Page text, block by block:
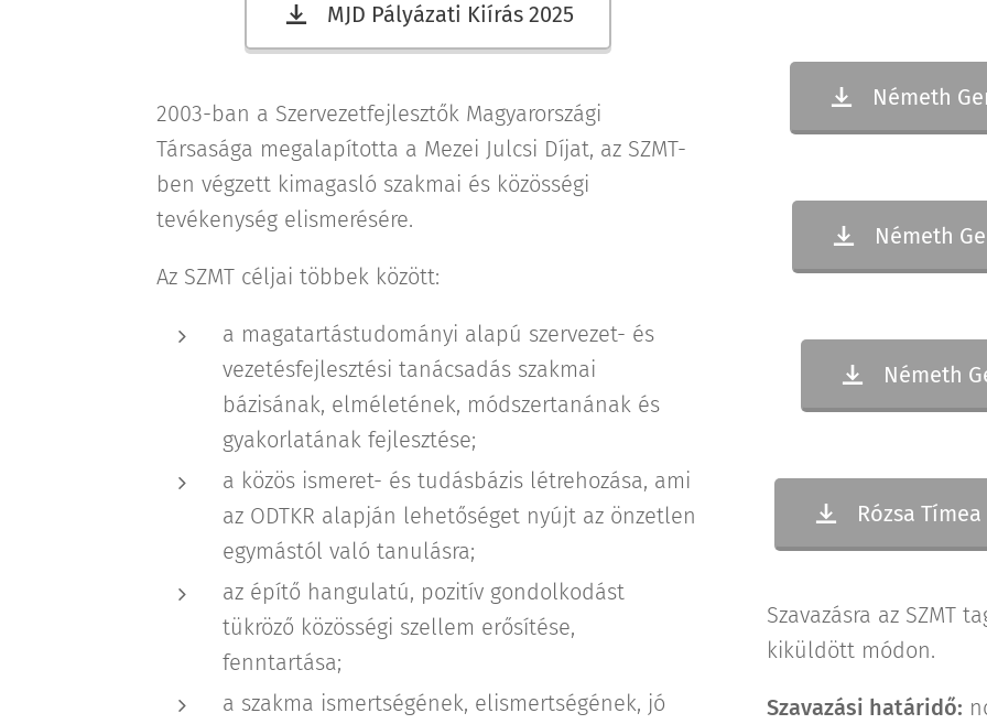
MJD Pályázati Kiírás 2025
2003-ban a Szervezetfejlesztők Magyarországi
Társasága megalapította a Mezei Julcsi Díjat, az SZMT-
ben végzett kimagasló szakmai és közösségi
tevékenység elismerésére.
Az SZMT céljai többek között:
a magatartástudományi alapú szervezet- és
vezetésfejlesztési tanácsadás szakmai
bázisának, elméletének, módszertanának és
gyakorlatának fejlesztése;
a közös ismeret- és tudásbázis létrehozása, ami
az ODTKR alapján lehetőséget nyújt az önzetlen
egymástól való tanulásra;
az építő hangulatú, pozitív gondolkodást
tükröző közösségi szellem erősítése,
fenntartása;
a szakma ismertségének, elismertségének, jó
Németh
Németh
Németh
Rózsa
Szavazásra az SZMT
kiküldött módon.
Szavazási határidő: